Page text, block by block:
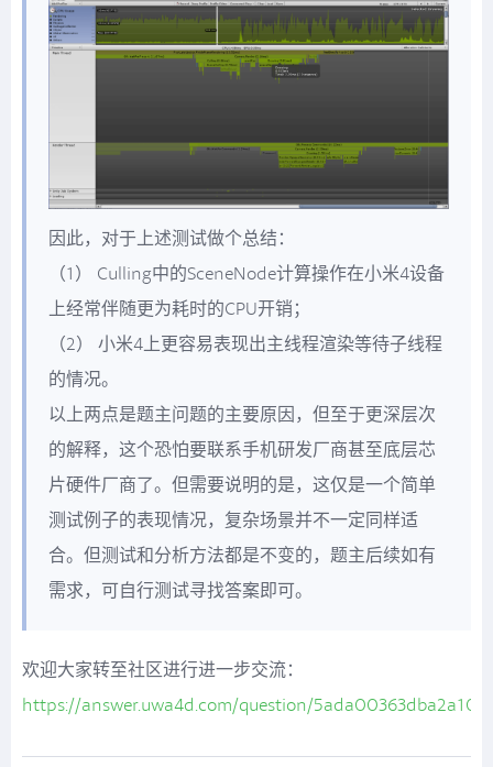
因此，对于上述测试做个总结：
（1） Culling中的SceneNode计算操作在小米4设备
上经常伴随更为耗时的CPU开销；
（2） 小米4上更容易表现出主线程渲染等待子线程
的情况。
以上两点是题主问题的主要原因，但至于更深层次
的解释，这个恐怕要联系手机研发厂商甚至底层芯
片硬件厂商了。但需要说明的是，这仅是一个简单
测试例子的表现情况，复杂场景并不一定同样适
合。但测试和分析方法都是不变的，题主后续如有
需求，可自行测试寻找答案即可。
欢迎大家转至社区进行进一步交流：
https://answer.uwa4d.com/question/